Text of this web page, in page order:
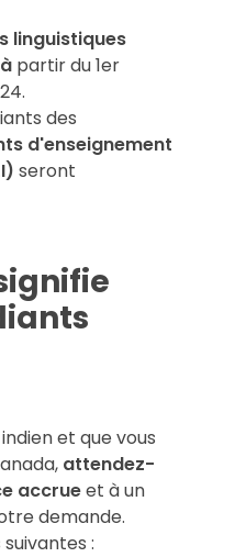
linguistiques
partir du 1er
des
d'enseignement
seront
et que vous
attendez-
accrueet à un
demande.
: